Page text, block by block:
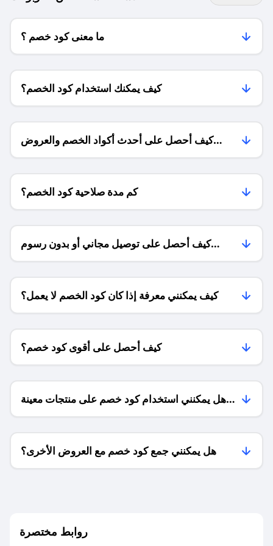
ما معنى كود خصم ؟
كيف يمكنك استخدام كود الخصم؟
كيف أحصل على أحدث أكواد الخصم والعروض
للمتاجر؟
كم مدة صلاحية كود الخصم؟
كيف أحصل على توصيل مجاني أو بدون رسوم
الشحن ؟
كيف يمكنني معرفة إذا كان كود الخصم لا يعمل؟
كيف أحصل على أقوى كود خصم؟
هل يمكنني استخدام كود خصم على منتجات معينة
فقط؟
هل يمكنني جمع كود خصم مع العروض الأخرى؟
روابط مختصرة